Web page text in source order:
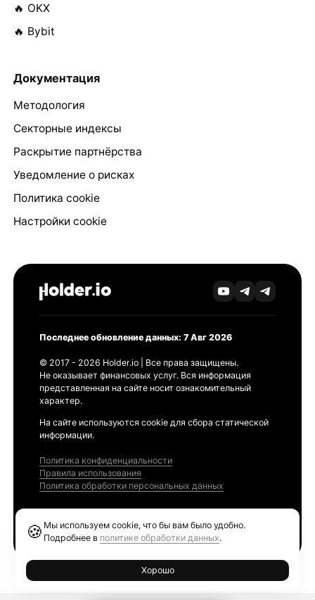
🔥 OKX
🔥 Bybit
Документация
Методология
Секторные индексы
Раскрытие партнёрства
Уведомление о рисках
Политика cookie
Настройки cookie
Последнее обновление данных: 7 Авг 2026
© 2017 - 2026 Holder.io | Все права защищены.
Не оказывает финансовых услуг. Вся информация
представленная на сайте носит ознакомительный
характер.
На сайте используются cookie для сбора статической
информации.
Политика конфиденциальности
Правила использования
Политика обработки персональных данных
🍪 Мы используем cookie, что бы вам было удобно.
Подробнее в политике обработки данных.
Хорошо
Ethereum GAS Tracker